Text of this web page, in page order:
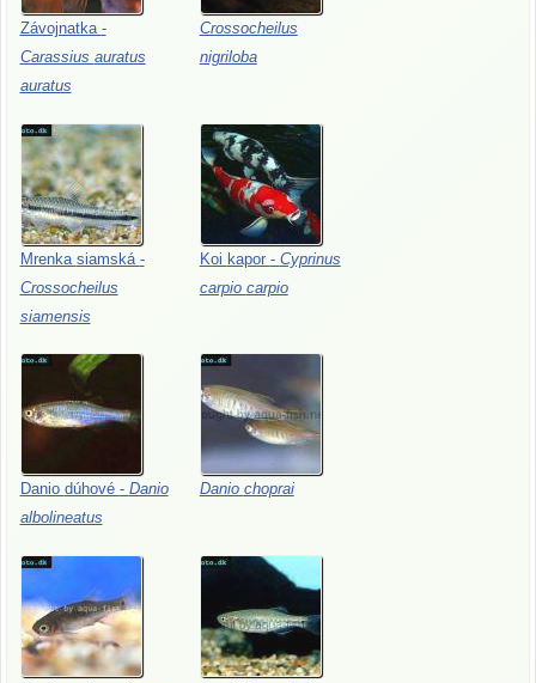
Závojnatka -
Carassius auratus
auratus
Crossocheilus
nigriloba
Mrenka siamská -
Crossocheilus
siamensis
Koi kapor - Cyprinus
carpio carpio
Danio dúhové - Danio
albolineatus
Danio choprai